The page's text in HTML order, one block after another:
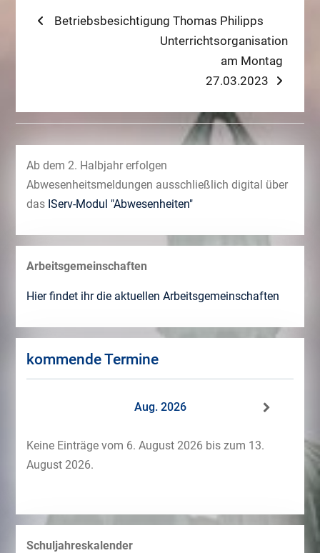
Beitragsnavigation
Previous
Betriebsbesichtigung Thomas Philipps
Next
Unterrichtsorganisation
am Montag
27.03.2023
Ab dem 2. Halbjahr erfolgen
Abwesenheitsmeldungen ausschließlich digital über
das IServ-Modul "Abwesenheiten"
Arbeitsgemeinschaften
Hier findet ihr die aktuellen Arbeitsgemeinschaften
kommende Termine
Aug. 2026
Keine Einträge vom 6. August 2026 bis zum 13.
August 2026.
Schuljahreskalender